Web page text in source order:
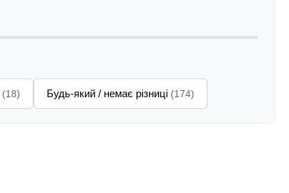
(18) Будь-який / немає різниці (174)